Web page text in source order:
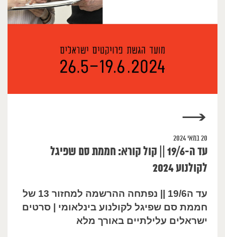
→
20 במאי 2024
עד ה-19/6 || קול קורא: חממת סם שפיגל
לקולנוע 2024
עד ה19/6 || נפתחה ההרשמה למחזור 13 של
חממת סם שפיגל לקולנוע בינלאומי | סרטים
ישראלים עלילתיים באורך מלא